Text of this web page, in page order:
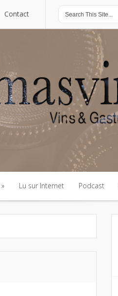
Contact
Lu sur Internet
Lu sur Internet
Podcast
Podcast